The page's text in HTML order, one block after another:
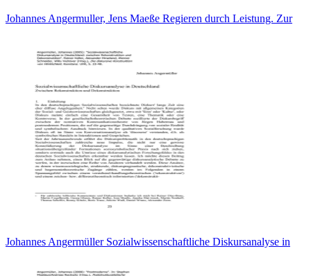
Johannes Angermuller, Jens Maeße Regieren durch Leistung. Zur
Johannes Angermüller Sozialwissenschaftliche Diskursanalyse in